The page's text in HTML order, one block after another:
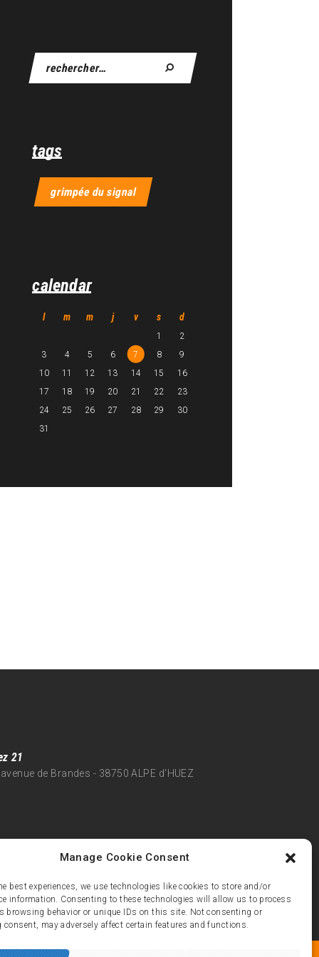
Manage Cookie Consent
best experiences, we use technologies like cookies to store and/or
information. Consenting to these technologies will allow us to process
browsing behavior or unique IDs on this site. Not consenting or
may adversely affect certain features and functions.
tags
grimpée du signal
calendar
l m m j v s d
1
2
3
4 5 6 7 8
9
10
11 12 13 14 15
16
17
18 19 20 21 22
23
24
25 26 27 28 29
30
31
21
de Brandes - 38750 ALPE d'HUEZ